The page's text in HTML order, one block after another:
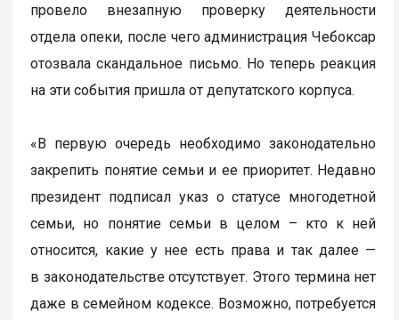
провело внезапную проверку деятельности
отдела опеки, после чего администрация Чебоксар
отозвала скандальное письмо. Но теперь реакция
на эти события пришла от депутатского корпуса.
«В первую очередь необходимо законодательно
закрепить понятие семьи и ее приоритет. Недавно
президент подписал указ о статусе многодетной
семьи, но понятие семьи в целом – кто к ней
относится, какие у нее есть права и так далее —
в законодательстве отсутствует. Этого термина нет
даже в семейном кодексе. Возможно, потребуется